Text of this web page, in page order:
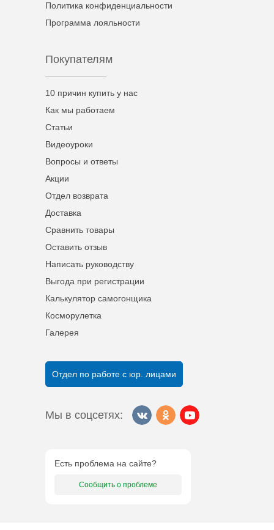
Политика конфиденциальности
Программа лояльности
Покупателям
10 причин купить у нас
Как мы работаем
Статьи
Видеоуроки
Вопросы и ответы
Акции
Отдел возврата
Доставка
Сравнить товары
Оставить отзыв
Написать руководству
Выгода при регистрации
Калькулятор самогонщика
Косморулетка
Галерея
Отдел по работе с юр. лицами
Мы в соцсетях:
Есть проблема на сайте?
Сообщить о проблеме